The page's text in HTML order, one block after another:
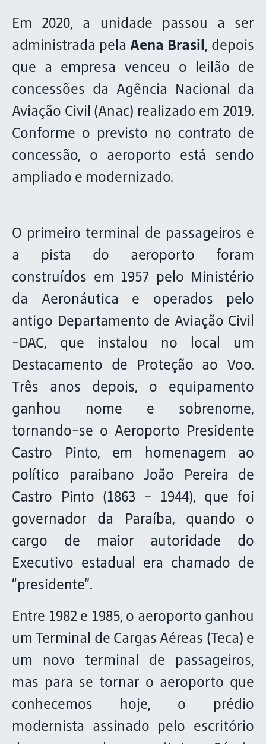
Em 2020, a unidade passou a ser
administrada pela Aena Brasil, depois
que a empresa venceu o leilão de
concessões da Agência Nacional da
Aviação Civil (Anac) realizado em 2019.
Conforme o previsto no contrato de
concessão, o aeroporto está sendo
ampliado e modernizado.
O primeiro terminal de passageiros e
a pista do aeroporto foram
construídos em 1957 pelo Ministério
da Aeronáutica e operados pelo
antigo Departamento de Aviação Civil
-DAC, que instalou no local um
Destacamento de Proteção ao Voo.
Três anos depois, o equipamento
ganhou nome e sobrenome,
tornando-se o Aeroporto Presidente
Castro Pinto, em homenagem ao
político paraibano João Pereira de
Castro Pinto (1863 - 1944), que foi
governador da Paraíba, quando o
cargo de maior autoridade do
Executivo estadual era chamado de
“presidente”.
Entre 1982 e 1985, o aeroporto ganhou
um Terminal de Cargas Aéreas (Teca) e
um novo terminal de passageiros,
mas para se tornar o aeroporto que
conhecemos hoje, o prédio
modernista assinado pelo escritório